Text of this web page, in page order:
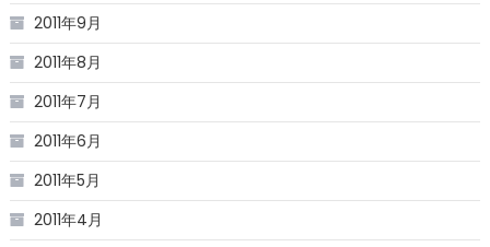
2011年9月
2011年8月
2011年7月
2011年6月
2011年5月
2011年4月